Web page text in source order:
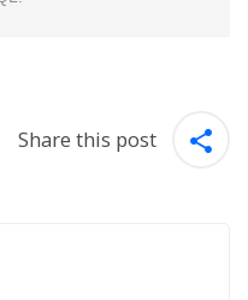
Share this post